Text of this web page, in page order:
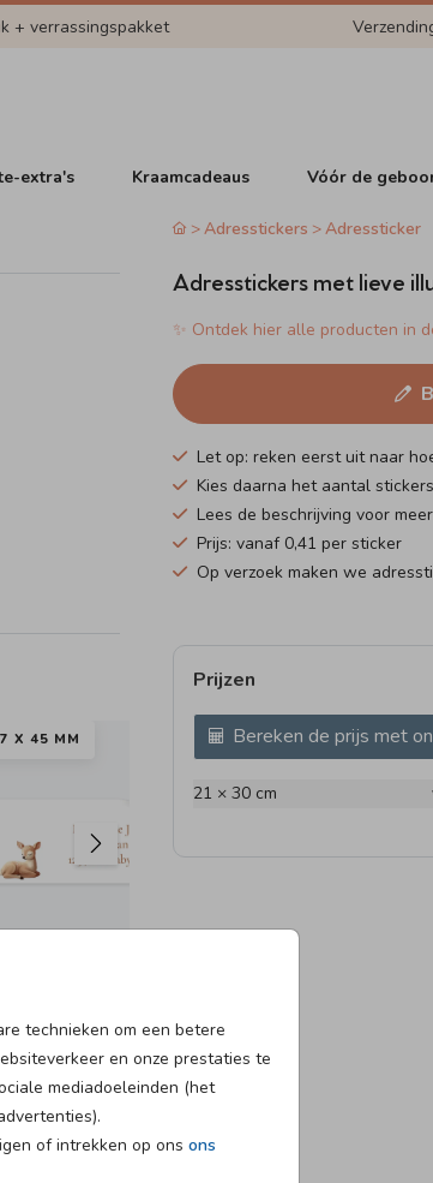
+ verrassingspakket
extra's Kraamcadeaus Vóór de
technieken om een betere
en onze prestaties te
mediadoeleinden (het
of intrekken op ons ons
X 45 MM 97 X 45 MM
Adresstickers Adressticker
Adresstickers met lieve
✨ Ontdek hier alle producten in
Let op: reken eerst uit naar
Kies daarna het aantal
Lees de beschrijving voor
Prijs: vanaf 0,41 per sticker
Op verzoek maken we
Prijzen
Bereken de prijs met
21 × 30 cm